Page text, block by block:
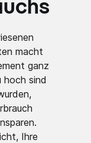
macht
ganz
hoch sind
Ihre